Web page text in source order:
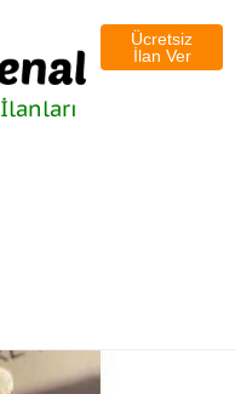
Ücretsiz
İlan Ver
İlanları